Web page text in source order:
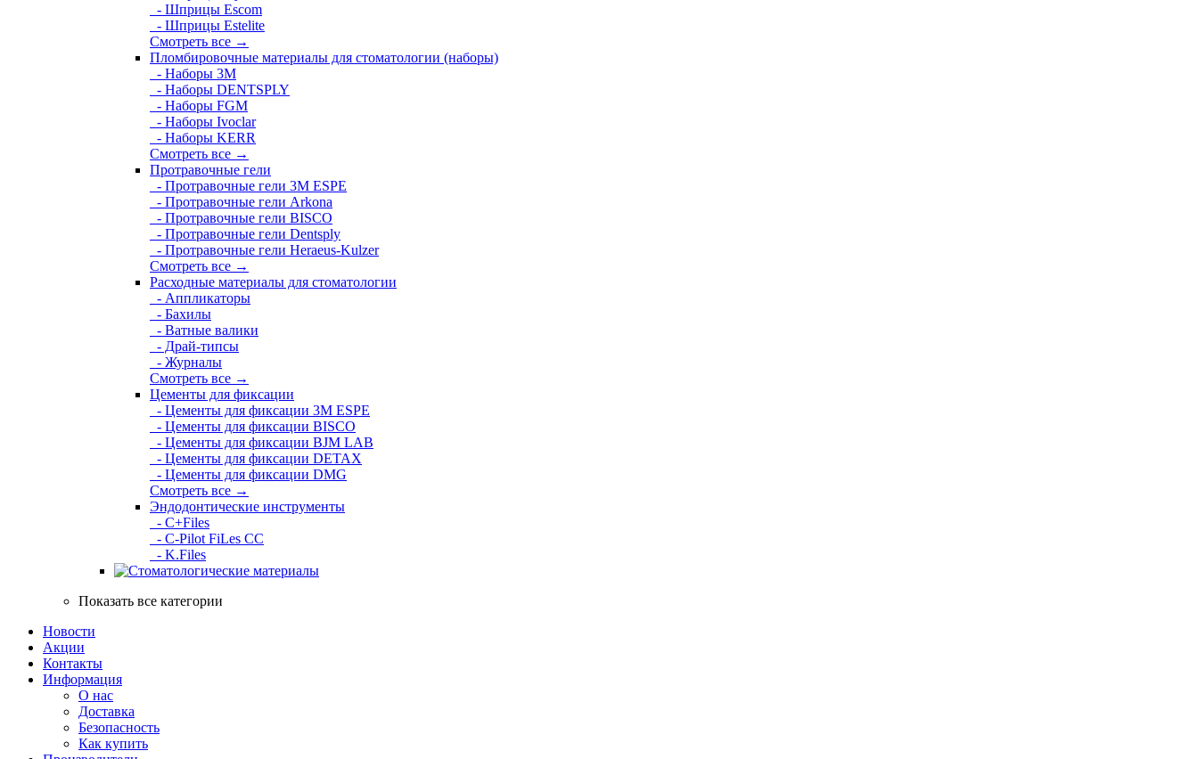
- Шприцы Escom
- Шприцы Estelite
Смотреть все →
Пломбировочные материалы для стоматологии (наборы)
- Наборы 3М
- Наборы DENTSPLY
- Наборы FGM
- Наборы Ivoclar
- Наборы KERR
Смотреть все →
Протравочные гели
- Протравочные гели 3М ESPE
- Протравочные гели Arkona
- Протравочные гели BISCO
- Протравочные гели Dentsply
- Протравочные гели Heraeus-Kulzer
Смотреть все →
Расходные материалы для стоматологии
- Аппликаторы
- Бахилы
- Ватные валики
- Драй-типсы
- Журналы
Смотреть все →
Цементы для фиксации
- Цементы для фиксации 3M ESPE
- Цементы для фиксации BISCO
- Цементы для фиксации BJM LAB
- Цементы для фиксации DETAX
- Цементы для фиксации DMG
Смотреть все →
Эндодонтические инструменты
- C+Files
- C-Pilot FiLes CC
- K.Files
Показать все категории
Новости
Акции
Контакты
Информация
О нас
Доставка
Безопасность
Как купить